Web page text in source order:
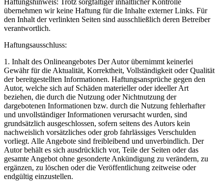
übernehmen wir keine Haftung für die Inhalte externer Links. Für
den Inhalt der verlinkten Seiten sind ausschließlich deren Betreiber
verantwortlich.
Haftungsausschluss:
1. Inhalt des Onlineangebotes Der Autor übernimmt keinerlei
Gewähr für die Aktualität, Korrektheit, Vollständigkeit oder Qualität
der bereitgestellten Informationen. Haftungsansprüche gegen den
Autor, welche sich auf Schäden materieller oder ideeller Art
beziehen, die durch die Nutzung oder Nichtnutzung der
dargebotenen Informationen bzw. durch die Nutzung fehlerhafter
und unvollständiger Informationen verursacht wurden, sind
grundsätzlich ausgeschlossen, sofern seitens des Autors kein
nachweislich vorsätzliches oder grob fahrlässiges Verschulden
vorliegt. Alle Angebote sind freibleibend und unverbindlich. Der
Autor behält es sich ausdrücklich vor, Teile der Seiten oder das
gesamte Angebot ohne gesonderte Ankündigung zu verändern, zu
ergänzen, zu löschen oder die Veröffentlichung zeitweise oder
endgültig einzustellen.